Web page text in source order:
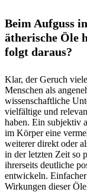
Beim Aufguss
ätherische Öle
folgt daraus?
Klar, der Geruch
Menschen als
wissenschaftliche
vielfältige und
haben. Ein subjektiv
im Körper eine
weiterer direkt oder
in der letzten Zeit so
ihrerseits deutliche
entwickeln.
Wirkungen dieser